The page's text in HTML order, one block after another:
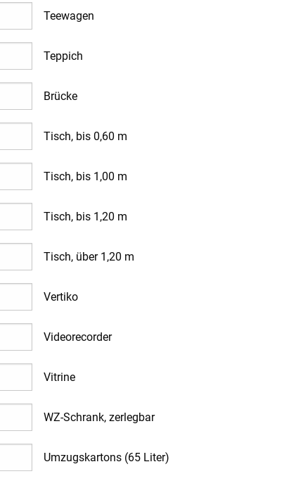
Teewagen
Teppich
Brücke
Tisch, bis 0,60 m
Tisch, bis 1,00 m
Tisch, bis 1,20 m
Tisch, über 1,20 m
Vertiko
Videorecorder
Vitrine
WZ-Schrank, zerlegbar
Umzugskartons (65 Liter)